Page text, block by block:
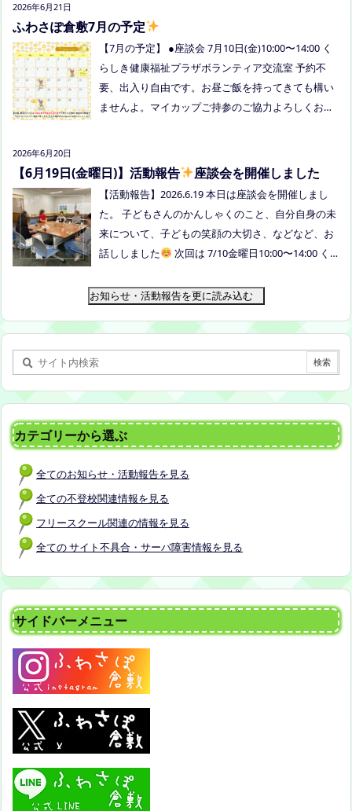
ームページなどでお伝えします。
2026年6月21日
ふわさぽ倉敷7月の予定
【7月の予定】 ●座談会 7月10日(金)10:00〜14:00 く
らしき健康福祉プラザボランティア交流室 予約不
要、出入り自由です。お昼ご飯を持ってきても構い
ませんよ。マイカップご持参のご協力よろしくお願
（加賀郡吉備中央町田土3109-3） 日時：令和８年7
7月28日（火）10:00~13:00頃 場所：玉島某所 参加
に達し次第締め切らせていただきます。 ※申し込み
をされた方は場所を個別にメールでお伝えします。
内容：いつもの座談会とは違う場所でこじんまりと
年7月24日（金）17:00まで お申し込みはこちら
h
2026年6月20日
【6月19日(金曜日)】活動報告 座談会を開催しました
【活動報告】2026.6.19 本日は座談会を開催しまし
た。 子どもさんのかんしゃくのこと、自分自身の未
来について、子どもの笑顔の大切さ、などなど、お
話ししました
次回は 7/10金曜日10:00〜14:00 く
お知らせ・活動報告を更に読み込む
カテゴリーから選ぶ
全てのお知らせ・活動報告を見る
全ての不登校関連情報を見る
フリースクール関連の情報を見る
全ての サイト不具合・サーバ障害情報を見る
サイドバーメニュー